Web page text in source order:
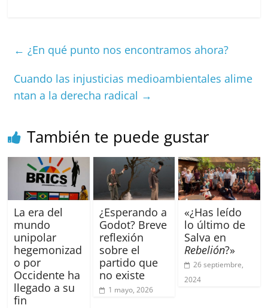
e
o
o
l s
p
p
h a
s
l p
tir
← ¿En qué punto nos encontramos ahora?
Cuando las injusticias medioambientales alime
ntan a la derecha radical →
También te puede gustar
La era del
mundo
unipolar
hegemonizad
o por
Occidente ha
llegado a su
fin
¿Esperando a
Godot? Breve
reflexión
sobre el
partido que
no existe
1 mayo, 2026
«¿Has leído
lo último de
Salva en
Rebelión?»
26 septiembre,
2024